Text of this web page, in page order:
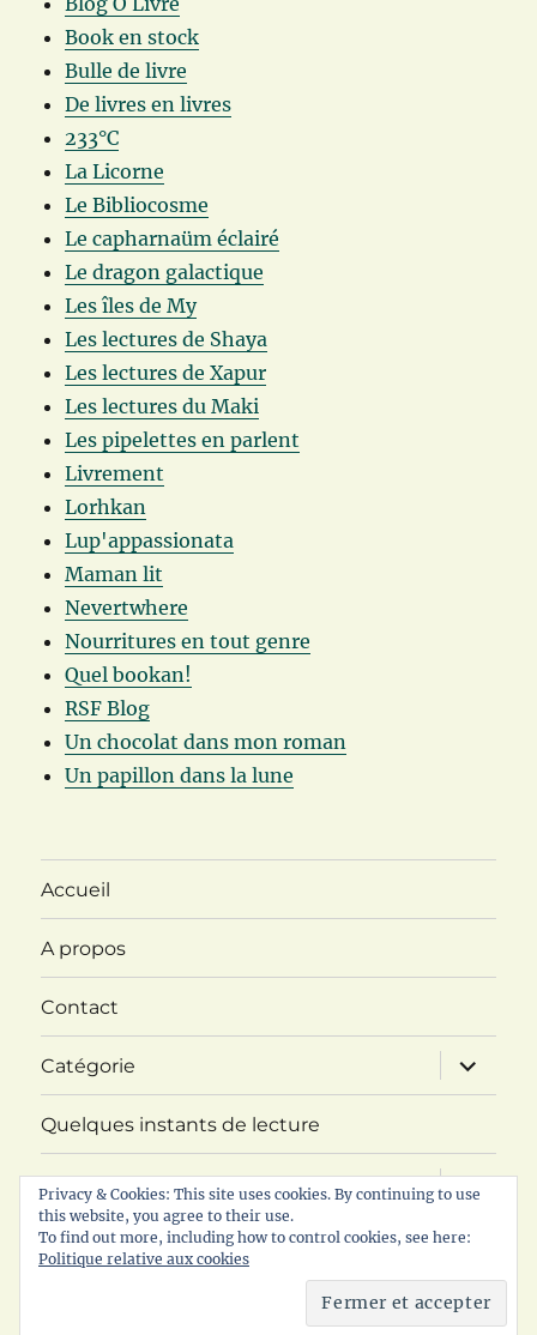
Book en stock
Bulle de livre
De livres en livres
233°C
La Licorne
Le Bibliocosme
Le capharnaüm éclairé
Le dragon galactique
Les îles de My
Les lectures de Shaya
Les lectures de Xapur
Les lectures du Maki
Les pipelettes en parlent
Livrement
Lorhkan
Lup'appassionata
Maman lit
Nevertwhere
Nourritures en tout genre
Quel bookan!
RSF Blog
Un chocolat dans mon roman
Un papillon dans la lune
Accueil
A propos
Contact
Catégorie
ouvrir
le
sous-
Quelques instants de lecture
Challenge ABC Imaginaire
ouvrir
le
menu
RDV littéraire
ouvrir
menu
Privacy & Cookies: This site uses cookies. By continuing to use
this website, you agree to their use.
To find out more, including how to control cookies, see here:
Politique relative aux cookies